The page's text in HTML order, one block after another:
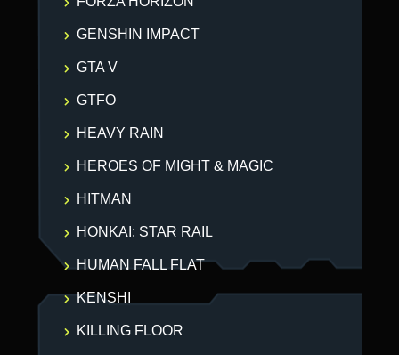
GENSHIN IMPACT
GTA V
GTFO
HEAVY RAIN
HEROES OF MIGHT & MAGIC
HITMAN
HONKAI: STAR RAIL
HUMAN FALL FLAT
KENSHI
KILLING FLOOR